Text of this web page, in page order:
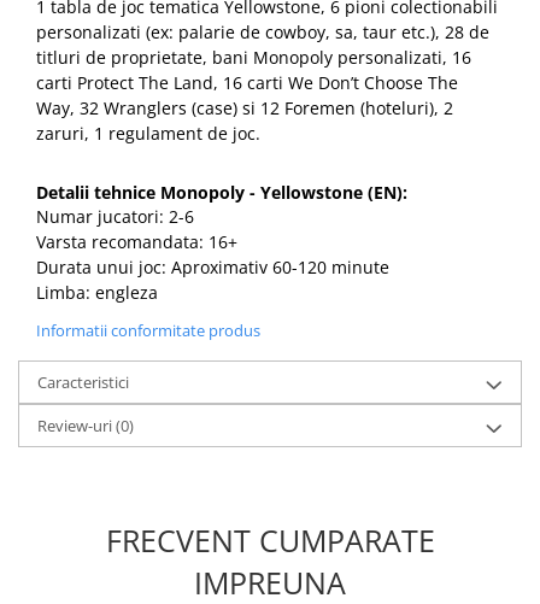
1 tabla de joc tematica Yellowstone, 6 pioni colectionabili
personalizati (ex: palarie de cowboy, sa, taur etc.), 28 de
titluri de proprietate, bani Monopoly personalizati, 16
carti Protect The Land, 16 carti We Don’t Choose The
Way, 32 Wranglers (case) si 12 Foremen (hoteluri), 2
zaruri, 1 regulament de joc.
Detalii tehnice Monopoly - Yellowstone (EN):
Numar jucatori: 2-6
Varsta recomandata: 16+
Durata unui joc: Aproximativ 60-120 minute
Limba: engleza
Informatii conformitate produs
Caracteristici
Review-uri(0)
FRECVENT CUMPARATE
IMPREUNA